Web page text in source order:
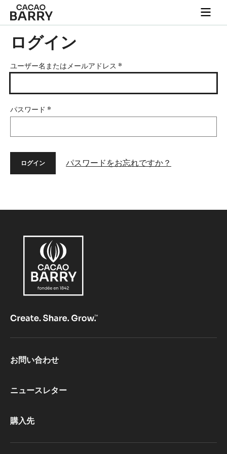
Skip to main content
main
ログイン
ユーザー名またはメールアドレス *
パスワード *
パスワードをお忘れですか？
Footer
お問い合わせ
ニュースレター
購入先